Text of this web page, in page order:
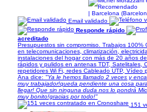
| Barcelona
Email validado
Responde rápido
acreditado
Presupuestos sin compromiso. Trabajos
en telecomunicaciones, climatización,
instalaciones del hogar con más de 20 años
rápidos y pulidos en antenas TDT, Satelitales,
repetidores Wi Fi, redes Cableado UTP, Vídeo
Ana dice: "Ya le hemos llamado 2 veces y
muy trabajador!queda pendiente una cosa
llegar! Que sin ninguna duda nos lo pondrá
muy bonito!gracias por todo!"
151